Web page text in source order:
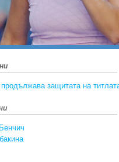
продължава защитата на